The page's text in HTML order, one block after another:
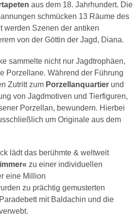
aus dem 18. Jahrhundert. Die
schmücken 13 Räume des
werden Szenen der antiken
von der Göttin der Jagd, Diana.
sammelte nicht nur Jagdtrophäen,
Porzellane. Während der Führung
Zutritt zum Porzellanquartier und
von Jagdmotiven und Tierfiguren,
Porzellan, bewundern. Hierbei
um Originale aus dem
lädt das berühmte & weltweit
zu einer individuellen
eine Million
zu prächtig gemusterten
mit Baldachin und die